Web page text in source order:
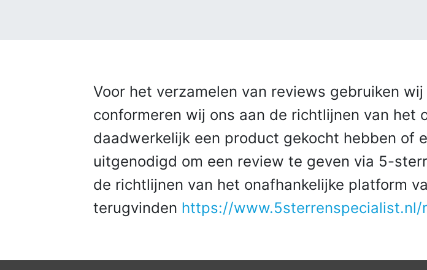
Voor het verzamelen van reviews gebruiken
conformeren wij ons aan de richtlijnen van het
daadwerkelijk een product gekocht hebben of
uitgenodigd om een review te geven via 5-
de richtlijnen van het onafhankelijke platform
terugvinden https://